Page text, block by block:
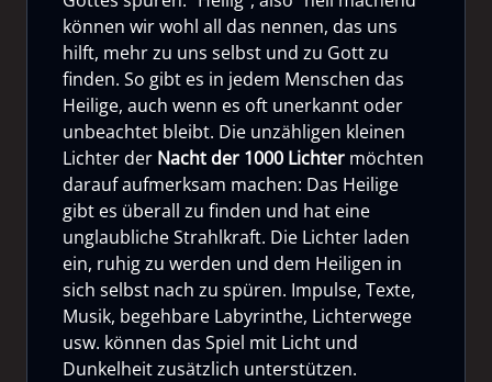
können wir wohl all das nennen, das uns
hilft, mehr zu uns selbst und zu Gott zu
finden. So gibt es in jedem Menschen das
Heilige, auch wenn es oft unerkannt oder
unbeachtet bleibt. Die unzähligen kleinen
Lichter der Nacht der 1000 Lichter möchten
darauf aufmerksam machen: Das Heilige
gibt es überall zu finden und hat eine
unglaubliche Strahlkraft. Die Lichter laden
ein, ruhig zu werden und dem Heiligen in
sich selbst nach zu spüren. Impulse, Texte,
Musik, begehbare Labyrinthe, Lichterwege
usw. können das Spiel mit Licht und
Dunkelheit zusätzlich unterstützen.